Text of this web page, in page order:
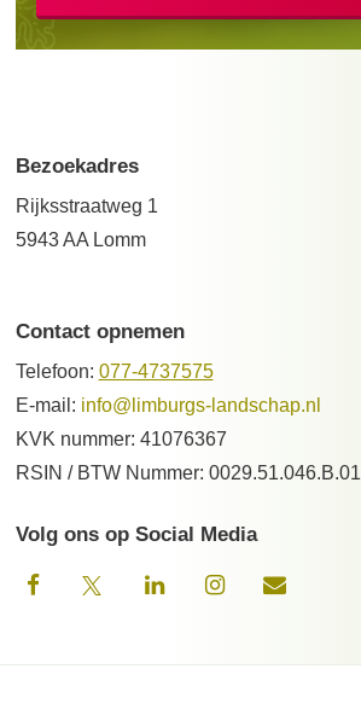
Bezoekadres
Rijksstraatweg 1
5943 AA Lomm
Contact opnemen
Telefoon: 077-4737575
E-mail: info@limburgs-landschap.nl
KVK nummer: 41076367
RSIN / BTW Nummer: 0029.51.046.B.01
Volg ons op Social Media